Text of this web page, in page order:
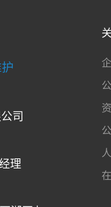
司
理